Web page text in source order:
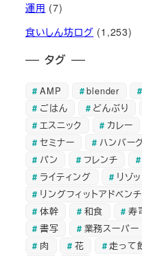
運用 (7)
食いしん坊ログ (1,253)
タグ
AMP blender
ごはん
どんぶり
エスニック
カレー
セミナー
ハンバー
パン
フレンチ
ライティング
リゾ
リングフィットアドベン
体幹
和食 寿
書写
業務スーパー
肉
花 走って